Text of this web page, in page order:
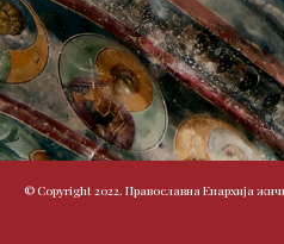
© Copyright 2022. Православна Епархија